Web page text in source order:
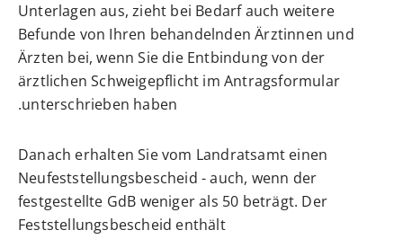
Unterlagen aus, zieht bei Bedarf auch weitere
Befunde von Ihren behandelnden Ärztinnen und
Ärzten bei, wenn Sie die Entbindung von der
ärztlichen Schweigepflicht im Antragsformular
unterschrieben haben
.
Danach erhalten Sie vom Landratsamt einen
Neufeststellungsbescheid - auch, wenn der
festgestellte GdB weniger als 50 beträgt. Der
Feststellungsbescheid enthält